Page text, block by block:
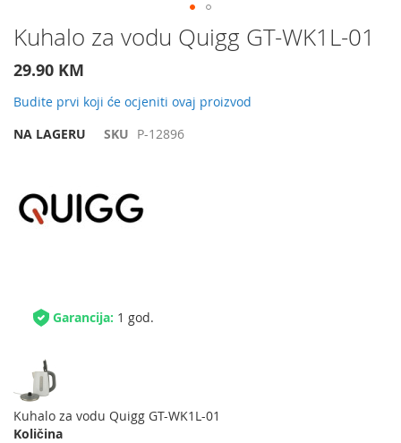
Preskočite
na
početak
galerije
slika
Kuhalo za vodu Quigg GT-WK1L-01
29.90 KM
Budite prvi koji će ocjeniti ovaj proizvod
NA LAGERU
SKU P-12896
Garancija: 1 god.
Kuhalo za vodu Quigg GT-WK1L-01
Količina